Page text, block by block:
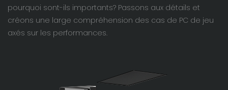
pourquoi sont-ils importants? Passons aux détails et
créons une large compréhension des cas de PC de jeu
axés sur les performances.